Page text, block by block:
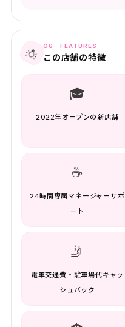
💡 06 · FEATURES
この店舗の特徴
🎓
2022年オープンの新店舗
☕
24時間専属マネージャーサポ
ート
🤳
電車交通費・駐車場代キャッ
シュバック